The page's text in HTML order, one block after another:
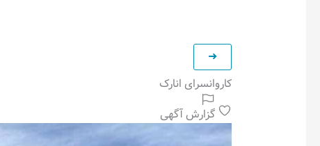
کاروانسرای انارک
گزارش آگهی